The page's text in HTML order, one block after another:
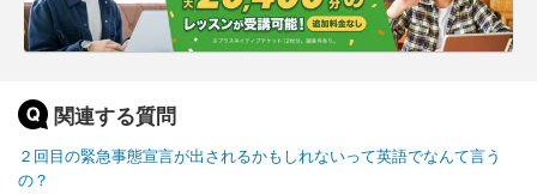
関連する質問
２回目の緊急事態宣言が出されるかもしれないって英語でなんて言う
の？